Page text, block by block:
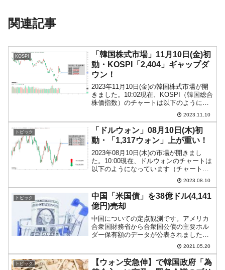
関連記事
KOSPI
「韓国株式市場」11月10日(金)初
動・KOSPI「2,404」ギャップダ
ウン！
2023年11月10日(金)の韓国株式市場が開
きました。10:02現在、KOSPI（韓国総合
株価指数）のチャートは以下のようにな
『Investing.com』より引用）。ギャップ
ダウンして始まりました。KOSPIは「2...
2023.11.10
トピック
「ドルウォン」08月10日(木)初
動・「1,317ウォン」上が重い！
2023年08月10日(木)の市場が開きまし
た。10:00現在、ドルウォンのチャートは
以下のようになっています（チャートは
『Investing.com』より引用）。前日も結
局、「1ドル＝1,320ウォン」超えを確定
できず。上が重いママで、現...
2023.08.10
トピック
中国「米国債」を38億ドル(4,141
億円)売却
中国についての定点観測です。アメリカ
合衆国財務省から合衆国公債の主要ホル
ダー保有額のデータが公表されましたの
で、確認してみます。以下です。2021年
03月末時点で中国は合衆国公債を「1兆
1,004億ドル」（約119兆9,216億円）保有
して...
2021.05.20
トピック
【ウォン安急伸】で韓国政府「為